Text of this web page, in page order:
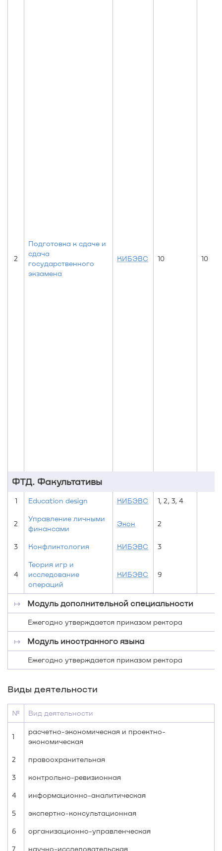
2
Подготовка к сдаче и
сдача
государственного
экзамена
КИБЭВС 10 10
ФТД. Факультативы
1 Education design КИБЭВС 1, 2, 3, 4
2
Управление личными
финансами
Экон 2
3 Конфликтология КИБЭВС 3
4
Теория игр и
исследование
операций
КИБЭВС 9
↦ Модуль дополнительной специальности
Ежегодно утверждается приказом ректора
↦ Модуль иностранного языка
Ежегодно утверждается приказом ректора
Виды деятельности
№ Вид деятельности
1
расчетно-экономическая и проектно-
экономическая
2 правоохранительная
3 контрольно-ревизионная
4 информационно-аналитическая
5 экспертно-консультационная
6 организационно-управленческая
7 научно-исследовательская